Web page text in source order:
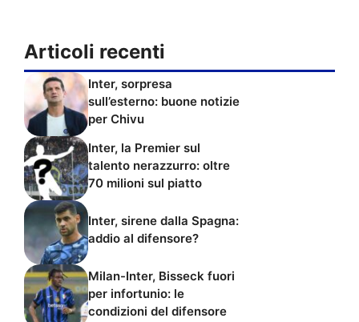
Articoli recenti
Inter, sorpresa
sull’esterno: buone notizie
per Chivu
Inter, la Premier sul
talento nerazzurro: oltre
70 milioni sul piatto
Inter, sirene dalla Spagna:
addio al difensore?
Milan-Inter, Bisseck fuori
per infortunio: le
condizioni del difensore